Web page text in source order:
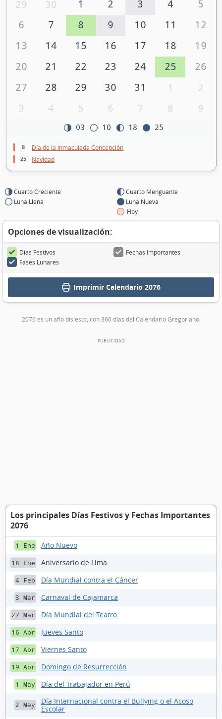
29 30 1 2 3 4
5
6
7 8 9 10 11
12
13
14 15 16 17 18
19
20
21 22 23 24 25
26
27
28 29 30 31 1
2
3
4 5 6 7 8 9
03 10 18 25
8 Día de la Inmaculada Concepción
25 Navidad
Cuarto Creciente
Luna Llena
Cuarto Menguante
Luna Nueva
Hoy
Opciones de visualización:
Días Festivos
Fechas Importantes
Fases Lunares
ImprimirCalendario 2076
2076 es un año bisiesto, con 366 días del Calendario Gregoriano.
Los principales Días Festivos y Fechas Importantes
2076
1 Ene Año Nuevo
18 Ene Aniversario de Lima
4 Feb Día Mundial contra el Cáncer
3 Mar Carnaval de Cajamarca
27 Mar Día Mundial del Teatro
16 Abr Jueves Santo
17 Abr Viernes Santo
19 Abr Domingo de Resurrección
1 May Día del Trabajador en Perú
2 May
Día Internacional contra el Bullying o el Acoso
Escolar